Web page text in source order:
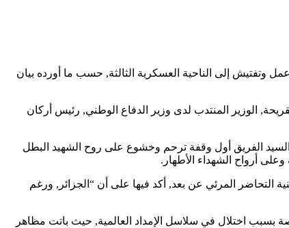
وتفتيش إلى الناحية العسكرية الثالثة, حسب ما أورده بيان
يقوم السيد الفريق أول السعيد شنقريحة, الوزير المنتدب لدى وزير الدفاع الوطني, رئيس أركان
السيد الفريق أول وقفة ترحم وخشوع على روح الشهيد البطل
أرواح الشهداء الأطهار.
التحاضر المرئي عن بعد, أكد فيها على أن “الجزائر, ورغم
بسبب اختلال في سلاسل الإمداد العالمية, حيث باتت مظاهر